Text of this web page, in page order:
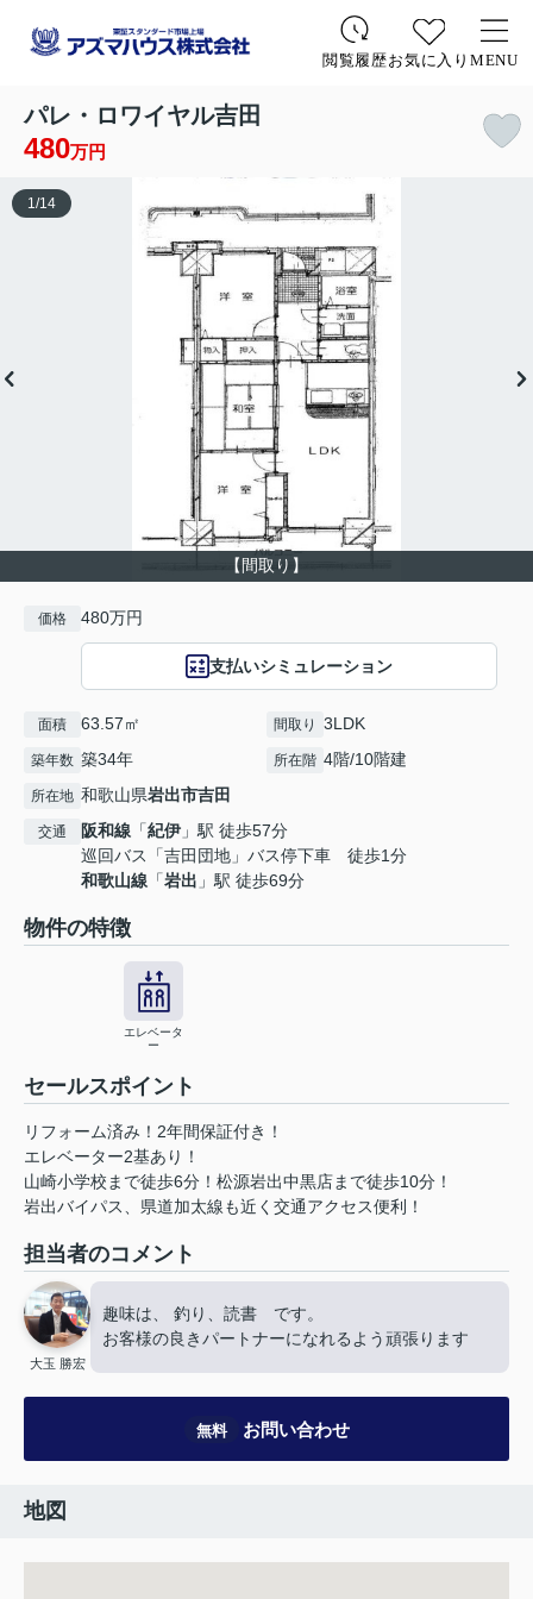
閲覧履歴お気に入り MENU
パレ・ロワイヤル吉田
480万円
【間取り】
1 /14
価格 480万円
支払いシミュレーション
面積 63.57㎡ 間取り 3LDK
築年数 築34年 所在階 4階/10階建
所在地 和歌山県岩出市吉田
交通 阪和線 「紀伊 」駅 徒歩57分
巡回バス「吉田団地」バス停下車 徒歩1分
和歌山線 「岩出 」駅 徒歩69分
物件の特徴
エレベータ
ー
セールスポイント
リフォーム済み！2年間保証付き！
エレベーター2基あり！
山崎小学校まで徒歩6分！松源岩出中黒店まで徒歩10分！
岩出バイパス、県道加太線も近く交通アクセス便利！
担当者のコメント
大玉 勝宏
趣味は、 釣り、読書 です。
お客様の良きパートナーになれるよう頑張ります
無料 お問い合わせ
地図